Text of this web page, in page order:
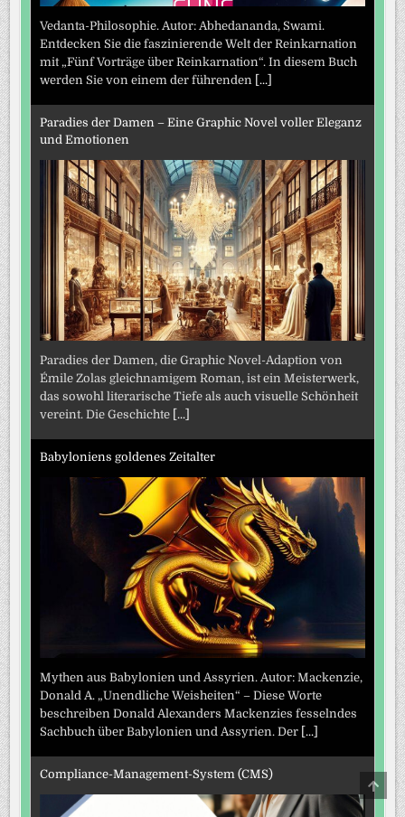
Vedanta-Philosophie. Autor: Abhedananda, Swami.
Entdecken Sie die faszinierende Welt der Reinkarnation
mit „Fünf Vorträge über Reinkarnation“. In diesem Buch
werden Sie von einem der führenden [...]
Paradies der Damen – Eine Graphic Novel voller Eleganz
und Emotionen
Paradies der Damen, die Graphic Novel-Adaption von
Émile Zolas gleichnamigem Roman, ist ein Meisterwerk,
das sowohl literarische Tiefe als auch visuelle Schönheit
vereint. Die Geschichte [...]
Babyloniens goldenes Zeitalter
Mythen aus Babylonien und Assyrien. Autor: Mackenzie,
Donald A. „Unendliche Weisheiten“ – Diese Worte
beschreiben Donald Alexanders Mackenzies fesselndes
Sachbuch über Babylonien und Assyrien. Der [...]
Compliance-Management-System (CMS)
TO
TOP